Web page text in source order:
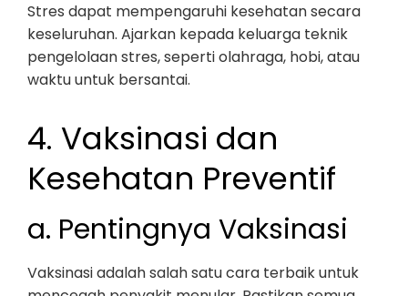
Stres dapat mempengaruhi kesehatan secara
keseluruhan. Ajarkan kepada keluarga teknik
pengelolaan stres, seperti olahraga, hobi, atau
waktu untuk bersantai.
4. Vaksinasi dan
Kesehatan Preventif
a. Pentingnya Vaksinasi
Vaksinasi adalah salah satu cara terbaik untuk